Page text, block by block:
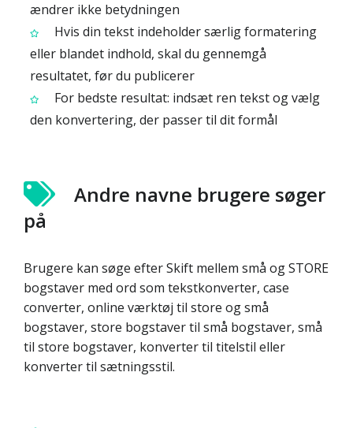
ændrer ikke betydningen
Hvis din tekst indeholder særlig formatering
eller blandet indhold, skal du gennemgå
resultatet, før du publicerer
For bedste resultat: indsæt ren tekst og vælg
den konvertering, der passer til dit formål
Andre navne brugere søger
på
Brugere kan søge efter Skift mellem små og STORE
bogstaver med ord som tekstkonverter, case
converter, online værktøj til store og små
bogstaver, store bogstaver til små bogstaver, små
til store bogstaver, konverter til titelstil eller
konverter til sætningsstil.